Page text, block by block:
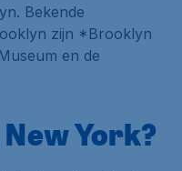
Bekende
zijn *Brooklyn
en de
York?